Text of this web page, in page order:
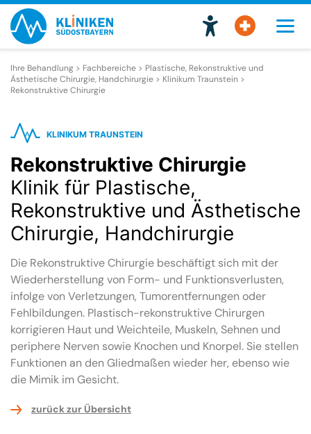
Ihre Behandlung > Fachbereiche > Plastische, Rekonstruktive und
Ästhetische Chirurgie, Handchirurgie > Klinikum Traunstein >
Rekonstruktive Chirurgie
KLINIKUM TRAUNSTEIN
Rekonstruktive Chirurgie
Klinik für Plastische,
Rekonstruktive und Ästhetische
Chirurgie, Handchirurgie
Die Rekonstruktive Chirurgie beschäftigt sich mit der
Wiederherstellung von Form- und Funktionsverlusten,
infolge von Verletzungen, Tumorentfernungen oder
Fehlbildungen. Plastisch-rekonstruktive Chirurgen
korrigieren Haut und Weichteile, Muskeln, Sehnen und
periphere Nerven sowie Knochen und Knorpel. Sie stellen
Funktionen an den Gliedmaßen wieder her, ebenso wie
die Mimik im Gesicht.
zurück zur Übersicht